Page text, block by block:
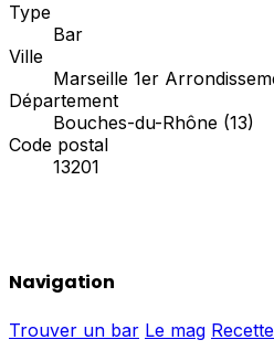
Type
Bar
Ville
Marseille 1er
Département
Bouches-du-Rhône (13)
Code postal
13201
Navigation
Trouver un bar Le mag